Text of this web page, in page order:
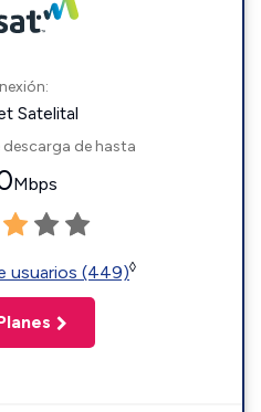
Satelital
de hasta
Mbps
usuarios (449)◊